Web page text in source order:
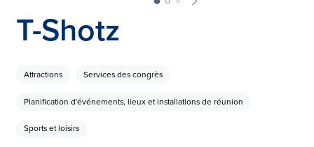
T-Shotz
Attractions Services des congrès
Planification d'événements, lieux et installations de réunion
Sports et loisirs